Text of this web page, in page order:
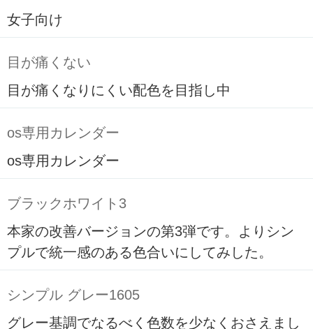
女子向け
目が痛くない
目が痛くなりにくい配色を目指し中
os専用カレンダー
os専用カレンダー
ブラックホワイト3
本家の改善バージョンの第3弾です。よりシン
プルで統一感のある色合いにしてみした。
シンプル グレー1605
グレー基調でなるべく色数を少なくおさえまし